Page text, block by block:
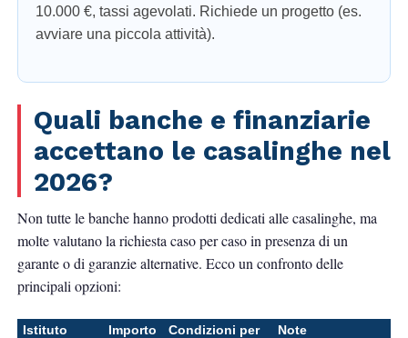
10.000 €, tassi agevolati. Richiede un progetto (es.
avviare una piccola attività).
Quali banche e finanziarie
accettano le casalinghe nel
2026?
Non tutte le banche hanno prodotti dedicati alle casalinghe, ma
molte valutano la richiesta caso per caso in presenza di un
garante o di garanzie alternative. Ecco un confronto delle
principali opzioni:
Istituto
Importo
Condizioni per
Note